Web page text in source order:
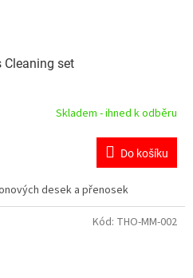
Cleaning set
Skladem - ihned k odběru
Do košíku
desek a přenosek
Kód: THO-MM-002